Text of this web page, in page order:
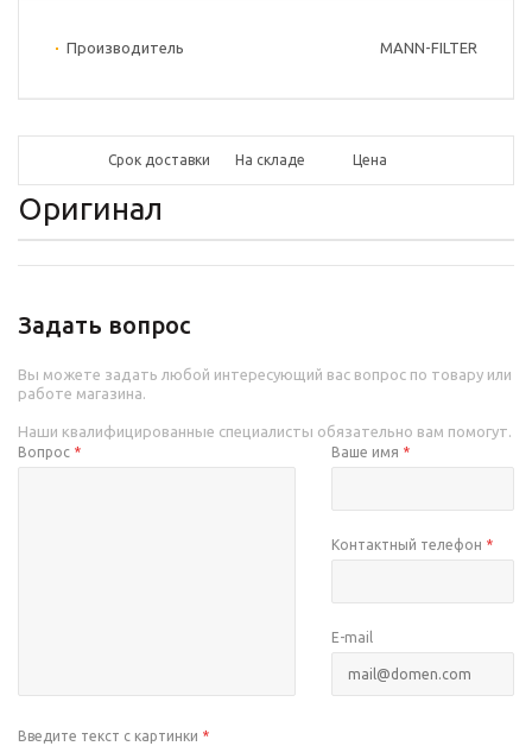
Производитель MANN-FILTER
Срок доставки На складе Цена
Оригинал
Задать вопрос
Вы можете задать любой интересующий вас вопрос по товару или
работе магазина.
Наши квалифицированные специалисты обязательно вам помогут.
Вопрос * Ваше имя *
Контактный телефон *
E-mail
Введите текст с картинки *